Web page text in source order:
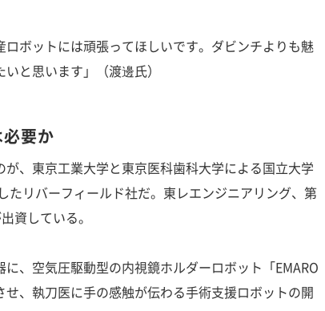
ボットには頑張ってほしいです。ダビンチよりも魅
と思います」（渡邊氏）
要か
、東京工業大学と東京医科歯科大学による国立大学
たリバーフィールド社だ。東レエンジニアリング、第
資している。
、空気圧駆動型の内視鏡ホルダーロボット「EMARO
せ、執刀医に手の感触が伝わる手術支援ロボットの開